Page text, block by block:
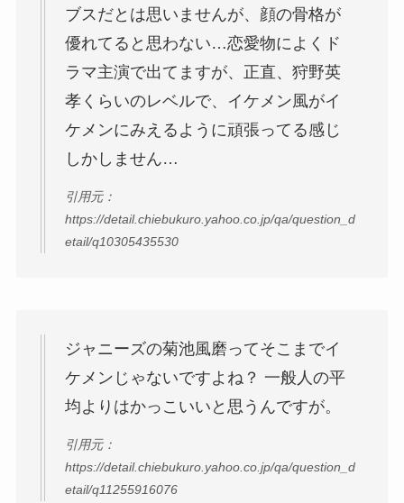
ブスだとは思いませんが、顔の骨格が
優れてると思わない…恋愛物によくド
ラマ主演で出てますが、正直、狩野英
孝くらいのレベルで、イケメン風がイ
ケメンにみえるように頑張ってる感じ
しかしません…
引用元：
https://detail.chiebukuro.yahoo.co.jp/qa/question_d
etail/q10305435530
ジャニーズの菊池風磨ってそこまでイ
ケメンじゃないですよね？ 一般人の平
均よりはかっこいいと思うんですが。
引用元：
https://detail.chiebukuro.yahoo.co.jp/qa/question_d
etail/q11255916076